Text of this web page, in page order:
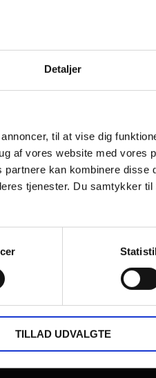
Detaljer
til at vise dig
af vores website med vores
kan kombinere disse
tjenester. Du samtykker
TILLAD UDVALGTE